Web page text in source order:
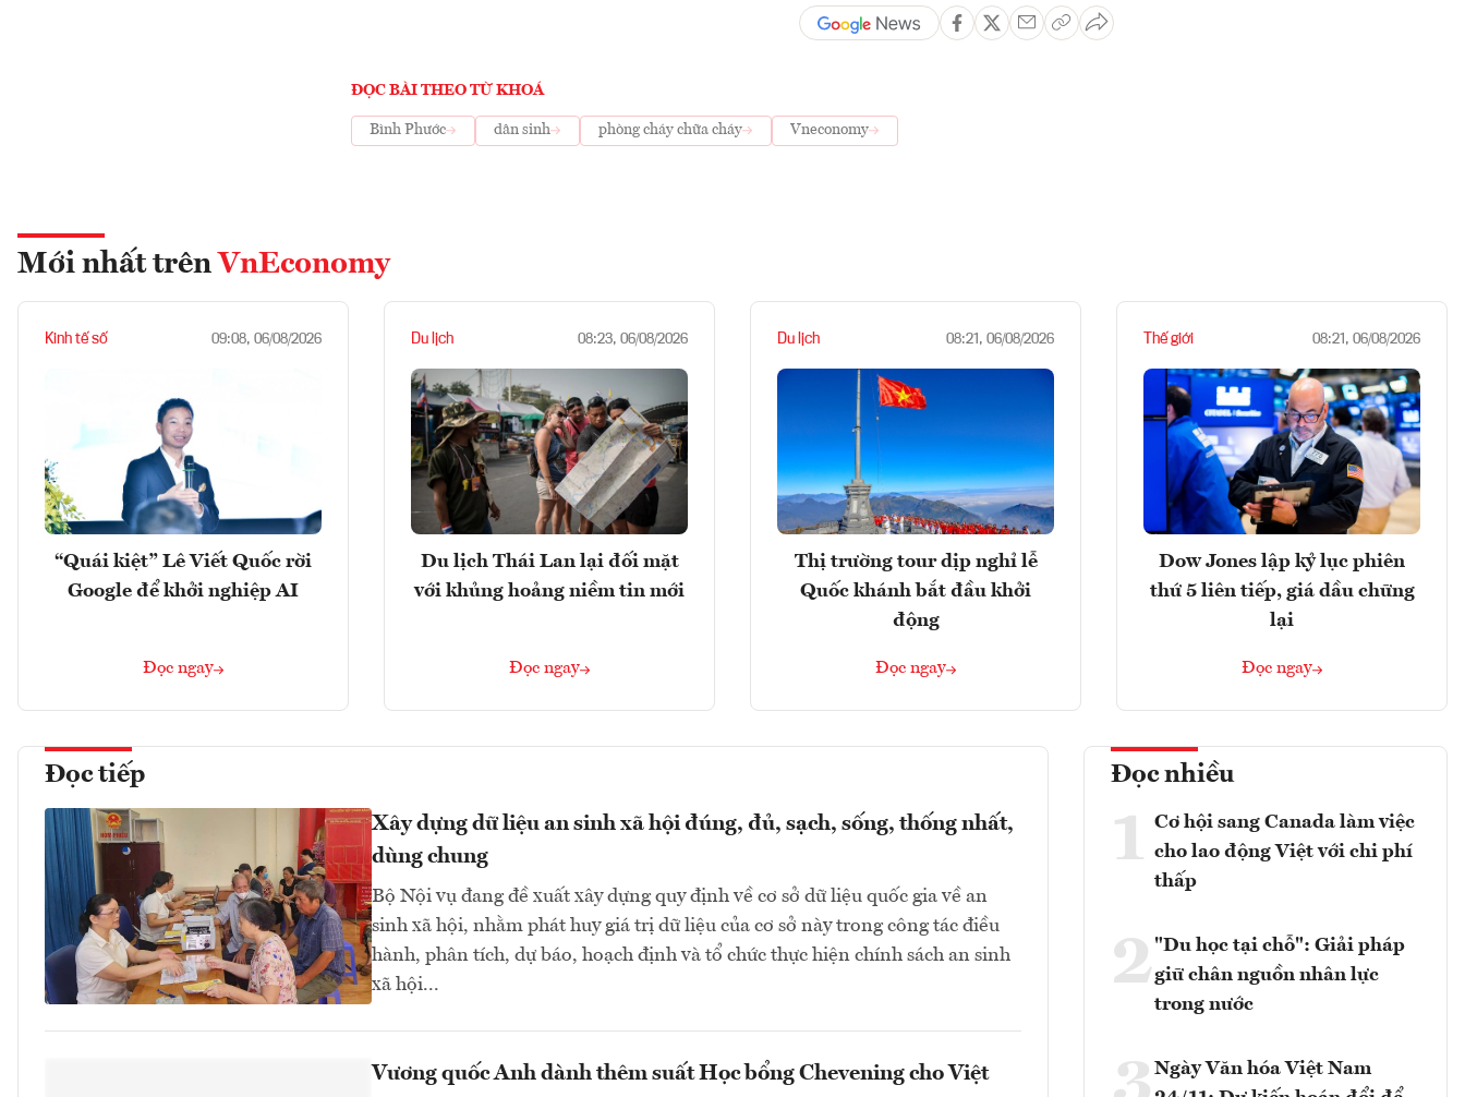
ĐỌC BÀI THEO TỪ KHOÁ
Bình Phước dân sinh phòng cháy chữa cháy Vneconomy
Mới nhất trên VnEconomy
Kinh tế số 09:08, 06/08/2026
“Quái kiệt” Lê Viết Quốc rời
Google để khởi nghiệp AI
Đọc ngay
Du lịch 08:23, 06/08/2026
Du lịch Thái Lan lại đối mặt
với khủng hoảng niềm tin mới
Đọc ngay
Du lịch 08:21, 06/08/2026
Thị trường tour dịp nghỉ lễ
Quốc khánh bắt đầu khởi
động
Đọc ngay
Thế giới 08:21, 06/08/2026
Dow Jones lập kỷ lục phiên
thứ 5 liên tiếp, giá dầu chững
lại
Đọc ngay
Đọc tiếp
Xây dựng dữ liệu an sinh xã hội đúng, đủ, sạch, sống, thống nhất,
dùng chung
Bộ Nội vụ đang đề xuất xây dựng quy định về cơ sở dữ liệu quốc gia về an
sinh xã hội, nhằm phát huy giá trị dữ liệu của cơ sở này trong công tác điều
hành, phân tích, dự báo, hoạch định và tổ chức thực hiện chính sách an sinh
xã hội...
Vương quốc Anh dành thêm suất Học bổng Chevening cho Việt
Đọc nhiều
1 Cơ hội sang Canada làm việc
cho lao động Việt với chi phí
thấp
2"Du học tại chỗ": Giải pháp
giữ chân nguồn nhân lực
trong nước
Ngày Văn hóa Việt Nam